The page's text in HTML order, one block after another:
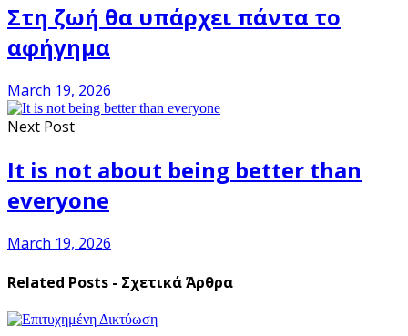
Στη ζωή θα υπάρχει πάντα το
αφήγημα
March 19, 2026
Next Post
It is not about being better than
everyone
March 19, 2026
Related Posts - Σχετικά Άρθρα